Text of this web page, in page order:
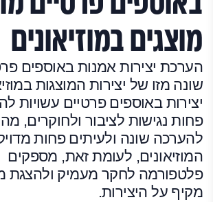
מוצגים במוזיאונים
הערכת יצירות אמנות באוספים
שונה מזו של יצירות המוצגות
יצירות באוספים פרטיים עשויות
פחות נגישות לציבור ולחוקרים,
להערכה שונה ולעיתים פחות
המוזיאונים, לעומת זאת, מספקים
פלטפורמה לחקר מעמיק ולהצגת
מקיף על היצירות.